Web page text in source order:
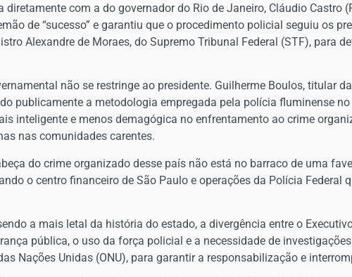
diretamente com a do governador do Rio de Janeiro, Cláudio Castro
de “sucesso” e garantiu que o procedimento policial seguiu os
Alexandre de Moraes, do Supremo Tribunal Federal (STF), para
não se restringe ao presidente. Guilherme Boulos, titular
publicamente a metodologia empregada pela polícia fluminense
inteligente e menos demagógica no enfrentamento ao crime
nas comunidades carentes.
do crime organizado desse país não está no barraco de uma
o centro financeiro de São Paulo e operações da Polícia Federal
a mais letal da história do estado, a divergência entre o
pública, o uso da força policial e a necessidade de
Nações Unidas (ONU), para garantir a responsabilização e